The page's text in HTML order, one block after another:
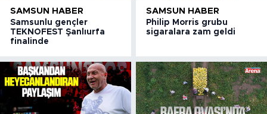
SAMSUN HABER
Samsunlu gençler
TEKNOFEST Şanlıurfa
finalinde
SAMSUN HABER
Philip Morris grubu
sigaralara zam geldi